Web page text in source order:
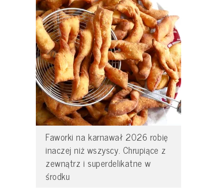
Faworki na karnawał 2026 robię
inaczej niż wszyscy. Chrupiące z
zewnątrz i superdelikatne w
środku